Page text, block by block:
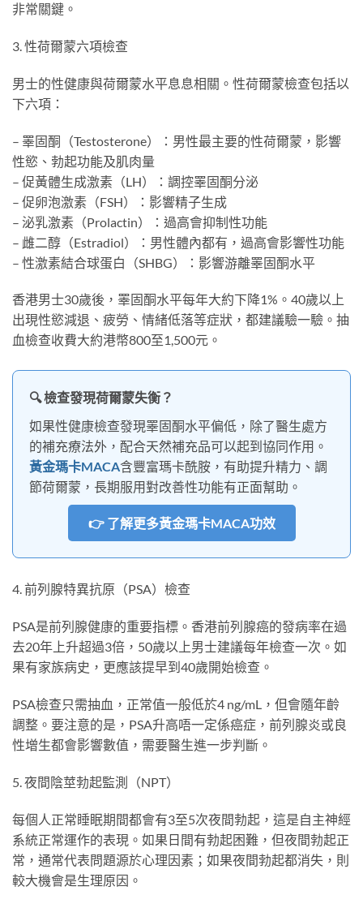
非常關鍵。
3. 性荷爾蒙六項檢查
男士的性健康與荷爾蒙水平息息相關。性荷爾蒙檢查包括以
下六項：
– 睪固酮（Testosterone）：男性最主要的性荷爾蒙，影響
性慾、勃起功能及肌肉量
– 促黃體生成激素（LH）：調控睪固酮分泌
– 促卵泡激素（FSH）：影響精子生成
– 泌乳激素（Prolactin）：過高會抑制性功能
– 雌二醇（Estradiol）：男性體內都有，過高會影響性功能
– 性激素結合球蛋白（SHBG）：影響游離睪固酮水平
香港男士30歲後，睪固酮水平每年大約下降1%。40歲以上
出現性慾減退、疲勞、情緒低落等症狀，都建議驗一驗。抽
血檢查收費大約港幣800至1,500元。
🔍 檢查發現荷爾蒙失衡？
如果性健康檢查發現睪固酮水平偏低，除了醫生處方
的補充療法外，配合天然補充品可以起到協同作用。
黃金瑪卡MACA含豐富瑪卡酰胺，有助提升精力、調
節荷爾蒙，長期服用對改善性功能有正面幫助。
👉 了解更多黃金瑪卡MACA功效
4. 前列腺特異抗原（PSA）檢查
PSA是前列腺健康的重要指標。香港前列腺癌的發病率在過
去20年上升超過3倍，50歲以上男士建議每年檢查一次。如
果有家族病史，更應該提早到40歲開始檢查。
PSA檢查只需抽血，正常值一般低於4 ng/mL，但會隨年齡
調整。要注意的是，PSA升高唔一定係癌症，前列腺炎或良
性增生都會影響數值，需要醫生進一步判斷。
5. 夜間陰莖勃起監測（NPT）
每個人正常睡眠期間都會有3至5次夜間勃起，這是自主神經
系統正常運作的表現。如果日間有勃起困難，但夜間勃起正
常，通常代表問題源於心理因素；如果夜間勃起都消失，則
較大機會是生理原因。